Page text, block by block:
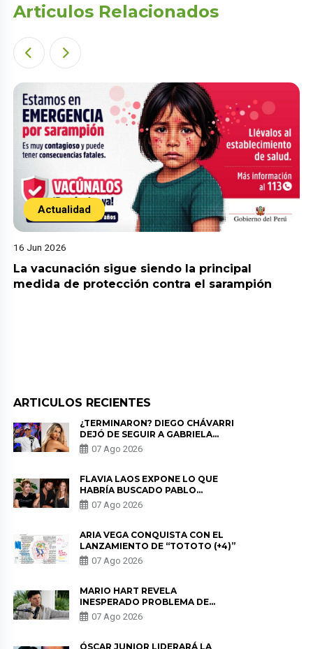
Articulos Relacionados
Actualidad
16 Jun 2026
La vacunación sigue siendo la principal
medida de protección contra el sarampión
ARTICULOS RECIENTES
¿TERMINARON? DIEGO CHÁVARRI
DEJÓ DE SEGUIR A GABRIELA
HERRERA Y ANUNCIA SU SALIDA
DE PÓDCAST
07 Ago 2026
FLAVIA LAOS EXPONE LO QUE
HABRÍA BUSCADO PABLO
HEREDIA CON ALE FULLER: “UNA
DE LAS PARTES QUERÍA EL
07 Ago 2026
ARIA VEGA CONQUISTA CON EL
LANZAMIENTO DE “TOTOTO (+4)”
07 Ago 2026
MARIO HART REVELA
INESPERADO PROBLEMA DE
SALUD ANTES DE SEPARARSE DE
KORINA: “ME ENCONTRARON UN
07 Ago 2026
ÓSCAR JUNIOR LIDERARÁ LA